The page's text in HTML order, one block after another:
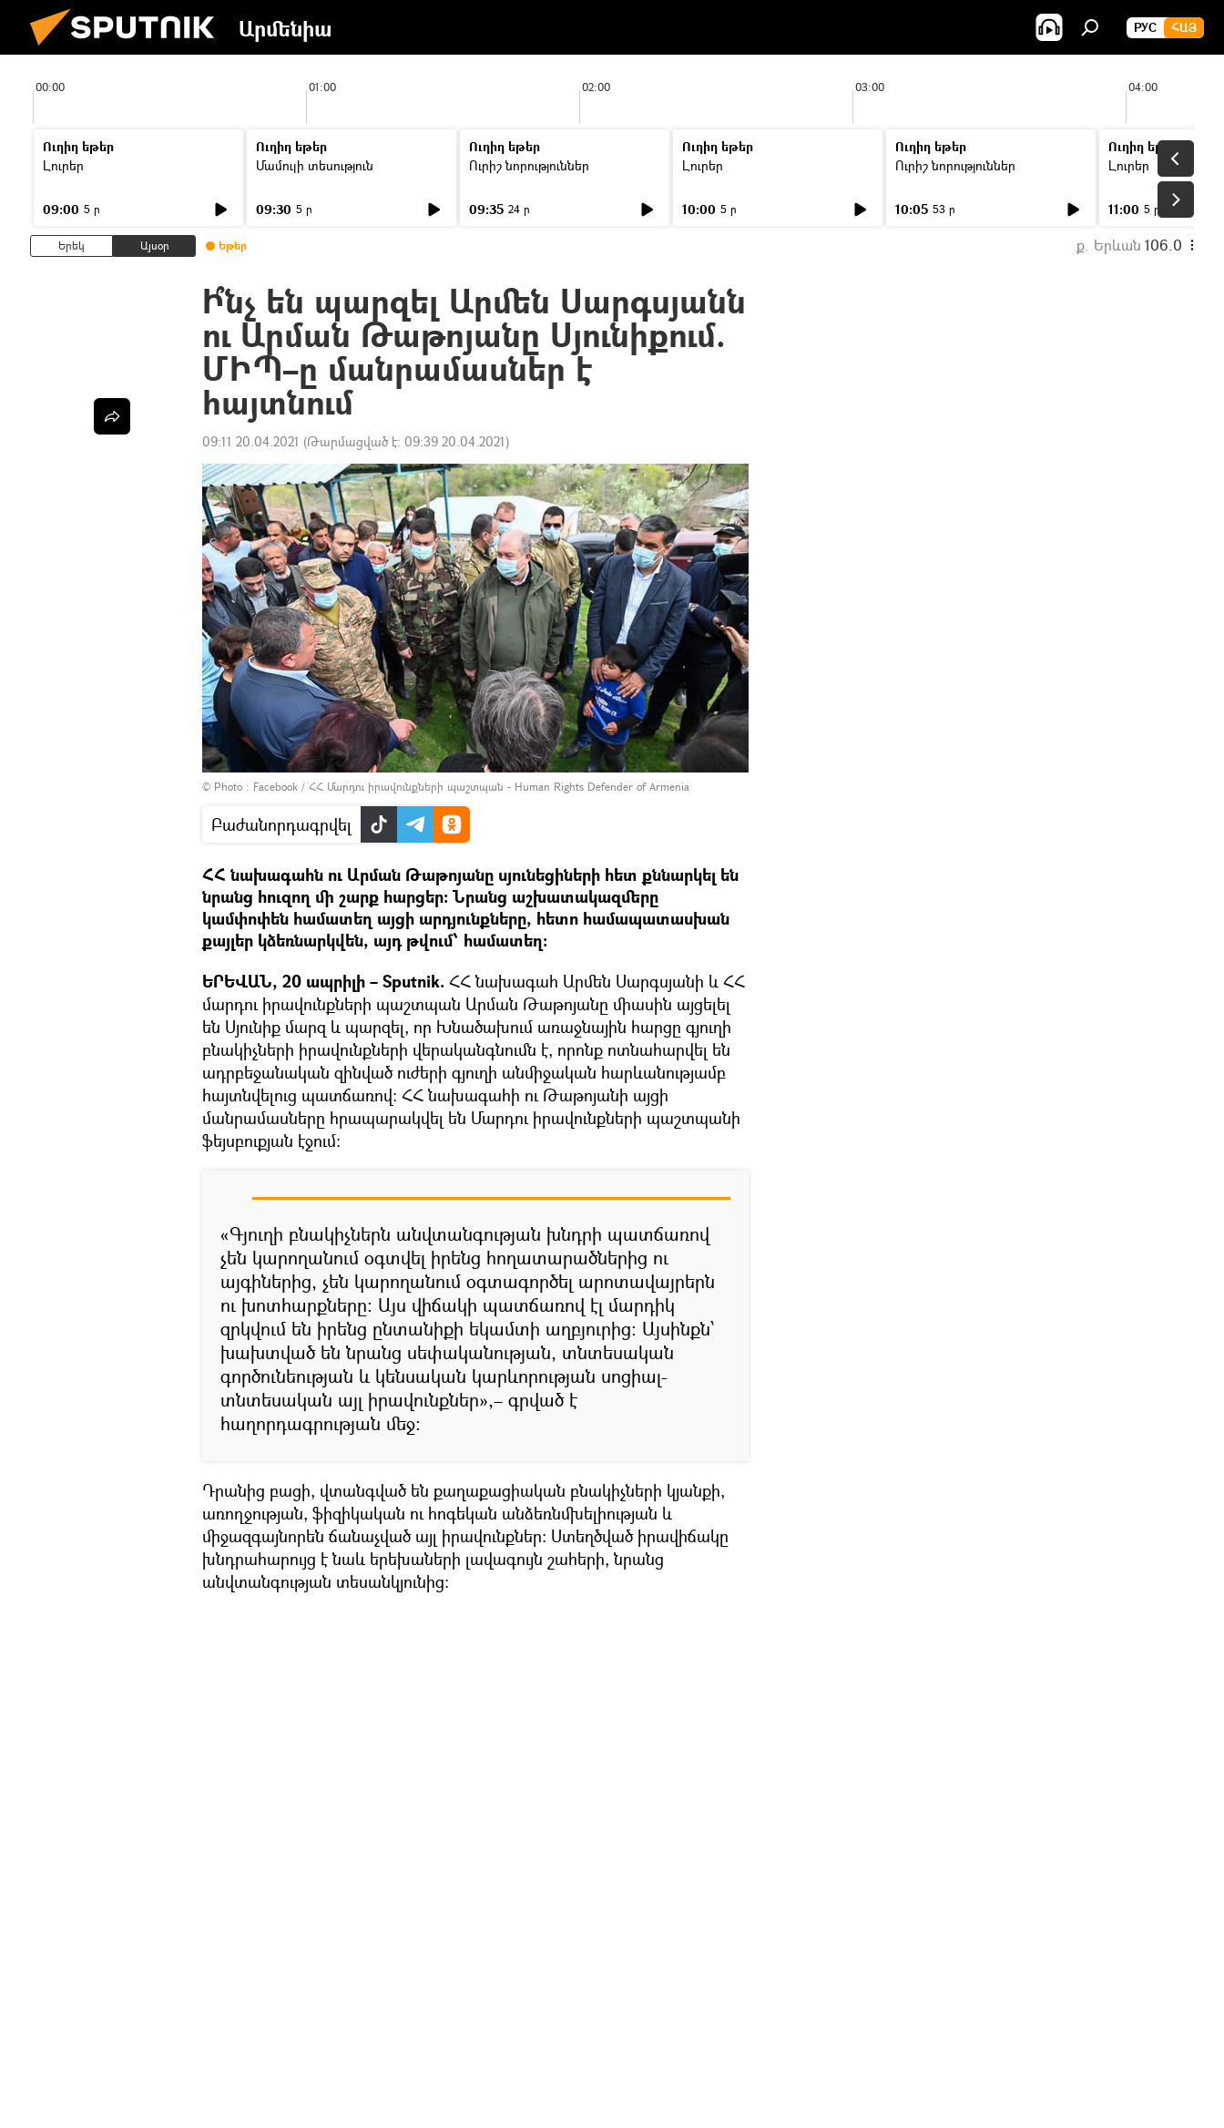
Արմենիա РУС ՀԱՅ
00:00 01:00 02:00 03:00 04:00
Ուղիղ եթեր
Լուրեր
09:00 5 ր
Ուղիղ եթեր
Մամուլի տեսություն
09:30 5 ր
Ուղիղ եթեր
Ուրիշ նորություններ
09:35 24 ր
Ուղիղ եթեր
Լուրեր
10:00 5 ր
Ուղիղ եթեր
Ուրիշ նորություններ
10:05 53 ր
Ուղիղ եթեր
Լուրեր
11:00 5 ր
Երեկ Այսօր Եթեր ք. Երևան 106.0
Ի՞նչ են պարզել Արմեն Սարգսյանն
ու Արման Թաթոյանը Սյունիքում.
ՄԻՊ–ը մանրամասներ է
հայտնում
09:11 20.04.2021 (Թարմացված է: 09:39 20.04.2021)
© Photo : Facebook / ՀՀ Մարդու իրավունքների պաշտպան - Human Rights Defender of Armenia
Բաժանորդագրվել
ՀՀ նախագահն ու Արման Թաթոյանը սյունեցիների հետ քննարկել են
նրանց հուզող մի շարք հարցեր։ Նրանց աշխատակազմերը
կամփոփեն համատեղ այցի արդյունքները, հետո համապատասխան
քայլեր կձեռնարկվեն, այդ թվում՝ համատեղ:
ԵՐԵՎԱՆ, 20 ապրիլի – Sputnik. ՀՀ նախագահ Արմեն Սարգսյանի և ՀՀ
մարդու իրավունքների պաշտպան Արման Թաթոյանը միասին այցելել
են Սյունիք մարզ և պարզել, որ Խնածախում առաջնային հարցը գյուղի
բնակիչների իրավունքների վերականգնումն է, որոնք ոտնահարվել են
ադրբեջանական զինված ուժերի գյուղի անմիջական հարևանությամբ
հայտնվելուց պատճառով: ՀՀ նախագահի ու Թաթոյանի այցի
մանրամասները հրապարակվել են Մարդու իրավունքների պաշտպանի
ֆեյսբուքյան էջում։
«Գյուղի բնակիչներն անվտանգության խնդրի պատճառով
չեն կարողանում օգտվել իրենց հողատարածներից ու
այգիներից, չեն կարողանում օգտագործել արոտավայրերն
ու խոտհարքները: Այս վիճակի պատճառով էլ մարդիկ
զրկվում են իրենց ընտանիքի եկամտի աղբյուրից: Այսինքն՝
խախտված են նրանց սեփականության, տնտեսական
գործունեության և կենսական կարևորության սոցիալ-
տնտեսական այլ իրավունքներ»,– գրված է
հաղորդագրության մեջ:
Դրանից բացի, վտանգված են քաղաքացիական բնակիչների կյանքի,
առողջության, ֆիզիկական ու հոգեկան անձեռնմխելիության և
միջազգայնորեն ճանաչված այլ իրավունքներ: Ստեղծված իրավիճակը
խնդրահարույց է նաև երեխաների լավագույն շահերի, նրանց
անվտանգության տեսանկյունից: